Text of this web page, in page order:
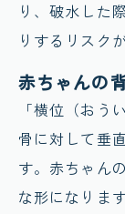
り、破水した
りするリスク
赤ちゃんの
「横位（おう
骨に対して垂
す。赤ちゃん
な形になりま